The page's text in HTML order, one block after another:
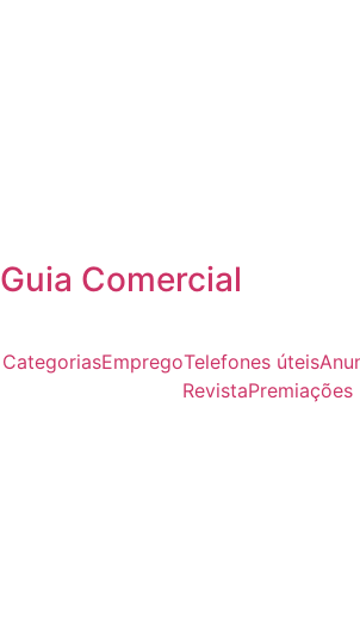
Guia Comercial
CategoriasEmpregoTelefones úteis
RevistaPremiações